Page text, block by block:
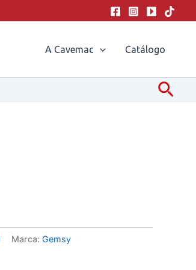
A Cavemac Catálogo
Marca: Gemsy